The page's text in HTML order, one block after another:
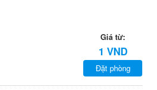
Giá từ:
1 VND
Đặt phòng